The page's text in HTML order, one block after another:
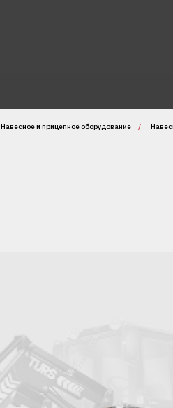
Навесное и прицепное оборудование /